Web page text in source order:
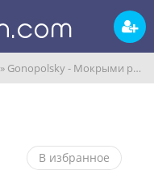
» Gonopolsky - Мокрыми ресницами
В избранное